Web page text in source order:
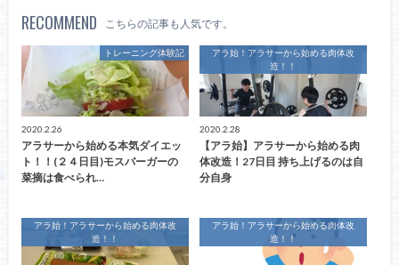
RECOMMEND こちらの記事も人気です。
トレーニング体験記
2020.2.26
アラサーから始める本気ダイエッ
ト！！(２４日目)モスバーガーの
菜摘は食べられ…
アラ始！アラサーから始める肉体改
造！！
2020.2.28
【アラ始】アラサーから始める肉
体改造！27日目 持ち上げるのは自
分自身
アラ始！アラサーから始める肉体改
造！！
アラ始！アラサーから始める肉体改
造！！